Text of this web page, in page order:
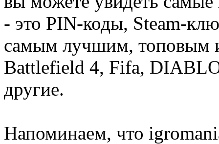
- это PIN-коды, Steam-
самым лучшим, топовым
Battlefield 4, Fifa,
другие.
Напоминаем, что